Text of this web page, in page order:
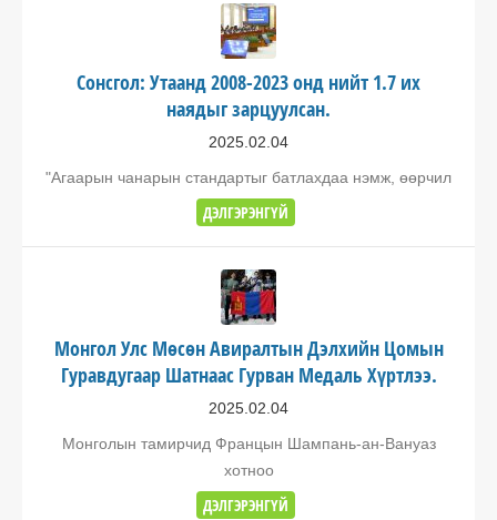
Сонсгол: Утаанд 2008-2023 онд нийт 1.7 их
наядыг зарцуулсан.
2025.02.04
"Агаарын чанарын стандартыг батлахдаа нэмж, өөрчил
ДЭЛГЭРЭНГҮЙ
Монгол Улс Мөсөн Авиралтын Дэлхийн Цомын
Гуравдугаар Шатнаас Гурван Медаль Хүртлээ.
2025.02.04
Монголын тамирчид Францын Шампань-ан-Вануаз
хотноо
ДЭЛГЭРЭНГҮЙ